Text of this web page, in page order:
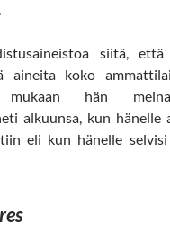
siitä,
aineita koko
hän
alkuunsa, kun hänelle
eli kun hänelle